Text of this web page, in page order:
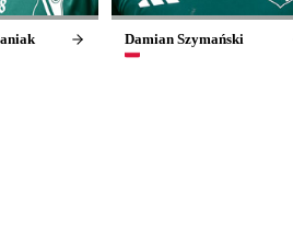
Damian Szymański